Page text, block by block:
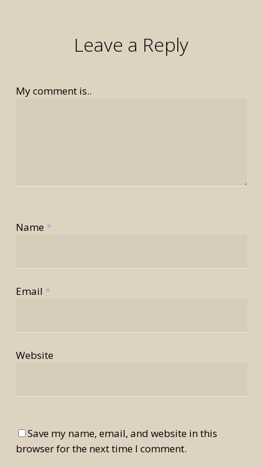
Leave a Reply
My comment is..
Name *
Email *
Website
Save my name, email, and website in this
browser for the next time I comment.